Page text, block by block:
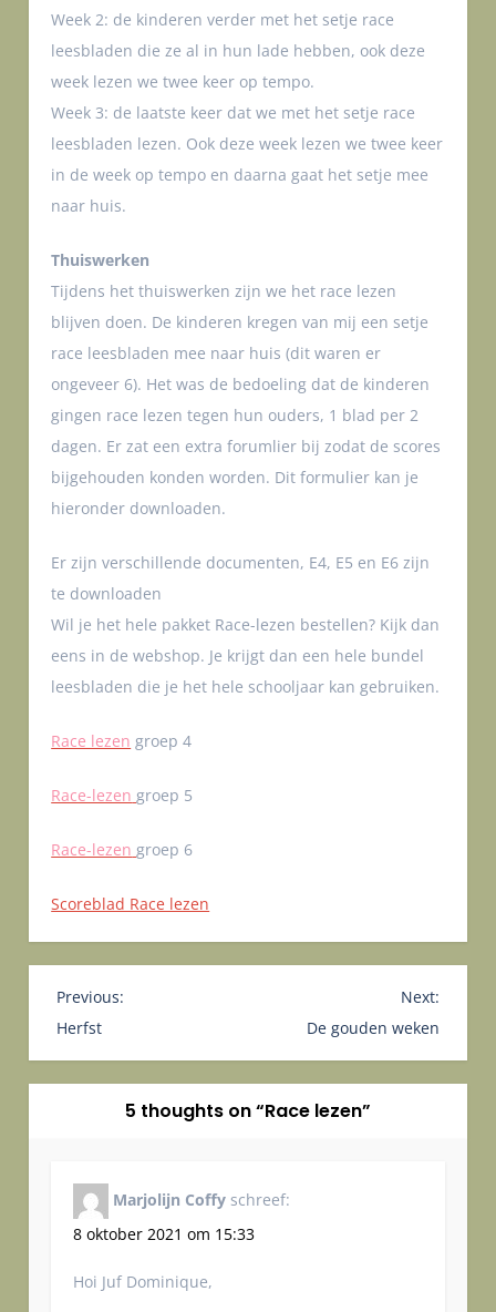
Week 2: de kinderen verder met het setje race
leesbladen die ze al in hun lade hebben, ook deze
week lezen we twee keer op tempo.
Week 3: de laatste keer dat we met het setje race
leesbladen lezen. Ook deze week lezen we twee keer
in de week op tempo en daarna gaat het setje mee
naar huis.
Thuiswerken
Tijdens het thuiswerken zijn we het race lezen
blijven doen. De kinderen kregen van mij een setje
race leesbladen mee naar huis (dit waren er
ongeveer 6). Het was de bedoeling dat de kinderen
gingen race lezen tegen hun ouders, 1 blad per 2
dagen. Er zat een extra forumlier bij zodat de scores
bijgehouden konden worden. Dit formulier kan je
hieronder downloaden.
Er zijn verschillende documenten, E4, E5 en E6 zijn
te downloaden
Wil je het hele pakket Race-lezen bestellen? Kijk dan
eens in de webshop. Je krijgt dan een hele bundel
leesbladen die je het hele schooljaar kan gebruiken.
Race lezen groep 4
Race-lezen groep 5
Race-lezen groep 6
Scoreblad Race lezen
B
e
r
i
Previous:
Herfst
Next:
De gouden weken
5 thoughts on “Race lezen”
Marjolijn Coffy schreef:
8 oktober 2021 om 15:33
Hoi Juf Dominique,